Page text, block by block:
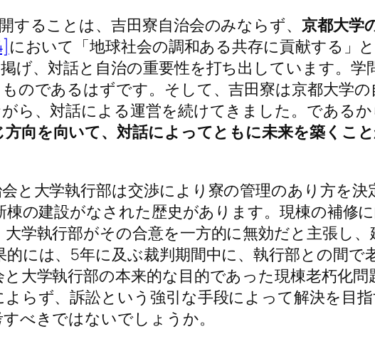
ることは、吉田寮自治会のみならず、 京都大学
において「地球社会の調和ある共存に貢献する」
げ、対話と自治の重要性を打ち出しています。学
のであるはずです。そして、吉田寮は京都大学
ら、対話による運営を続けてきました。である
方向を向いて、対話によってともに未来を築くこ
と大学執行部は交渉により寮の管理のあり方を決
棟の建設がなされた歴史があります。現棟の補修
学執行部がその合意を一方的に無効だと主張し、
には、5年に及ぶ裁判期間中に、執行部との間で
大学執行部の本来的な目的であった現棟老朽化問
らず、訴訟という強引な手段によって解決を目
べきではないでしょうか。